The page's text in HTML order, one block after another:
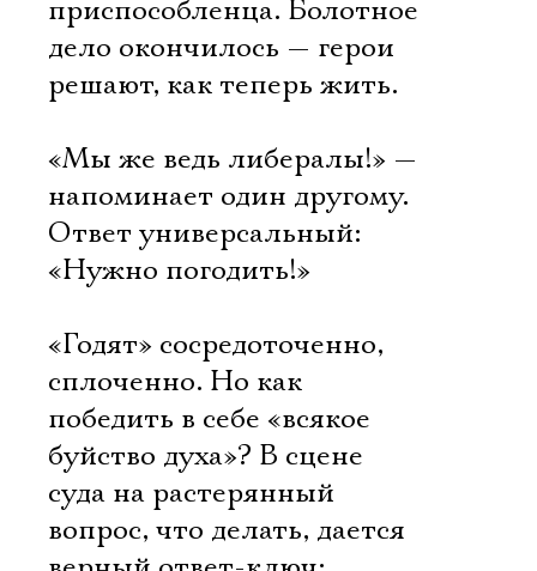
приспособленца. Болотное
дело окончилось — герои
решают, как теперь жить.
«Мы же ведь либералы!» —
напоминает один другому.
Ответ универсальный:
«Нужно погодить!»
«Годят» сосредоточенно,
сплоченно. Но как
победить в себе «всякое
буйство духа»? В сцене
суда на растерянный
вопрос, что делать, дается